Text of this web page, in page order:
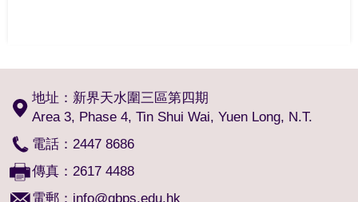
地址：新界天水圍三區第四期
Area 3, Phase 4, Tin Shui Wai, Yuen Long, N.T.
電話：2447 8686
傳真：2617 4488
電郵： info@qbps.edu.hk